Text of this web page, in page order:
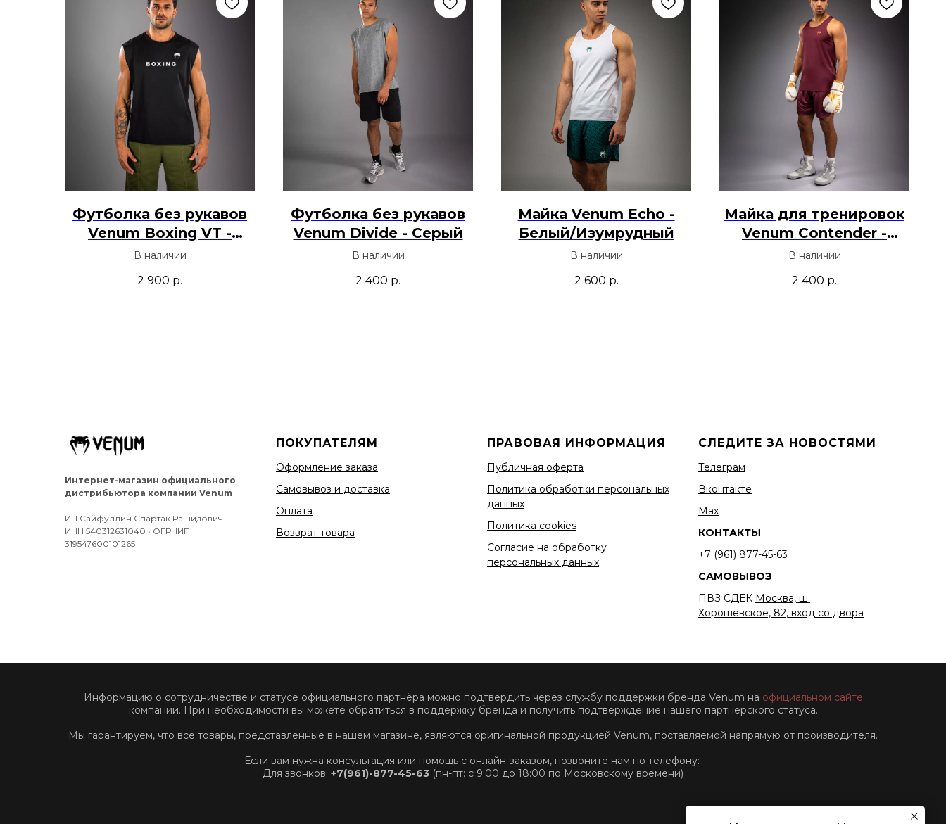
Футболка без рукавов
Venum Boxing VT -
Черный
В наличии
2 900 р.
Футболка без рукавов
Venum Divide - Серый
В наличии
2 400 р.
Майка Venum Echo -
Белый/Изумрудный
В наличии
2 600 р.
Майка для тренировок
Venum Contender -
Бургундий
В наличии
2 400 р.
Интернет-магазин официального
дистрибьютора компании Venum
ИП Сайфуллин Спартак Рашидович
ИНН 540312631040 • ОГРНИП
319547600101265
ПОКУПАТЕЛЯМ
Оформление заказа
Самовывоз и доставка
Оплата
Возврат товара
ПРАВОВАЯ ИНФОРМАЦИЯ
Публичная оферта
Политика обработки персональных
данных
Политика cookies
Согласие на обработку
персональных данных
СЛЕДИТЕ ЗА НОВОСТЯМИ
Телеграм
Вконтакте
Мах
КОНТАКТЫ
+7 (961) 877-45-63
САМОВЫВОЗ
ПВЗ СДЕК Москва, ш.
Хорошёвское, 82, вход со двора
Информацию о сотрудничестве и статусе официального партнёра можно подтвердить через службу поддержки бренда Venum на официальном сайте
компании. При необходимости вы можете обратиться в поддержку бренда и получить подтверждение нашего партнёрского статуса.
Мы гарантируем, что все товары, представленные в нашем магазине, являются оригинальной продукцией Venum, поставляемой напрямую от производителя.
Если вам нужна консультация или помощь с онлайн-заказом, позвоните нам по телефону:
Для звонков: +7(961)-877-45-63 (пн-пт: с 9:00 до 18:00 по Московскому времени)